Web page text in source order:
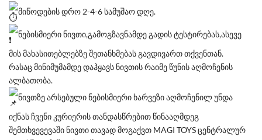
მიწოდების დრო 2-4-6 სამუშაო დღე.
ნებისმიერი ნივთი,გამოგზავნამდე გადის ტესტირებას,ასევე
მის მახასითებლებზე შეთანხმებას გავდივართ თქვენთან.
რასაც მინიმუმამდე დაჰყავს ნივთის რაიმე წუნის აღმოჩენის
ალბათობა.
ნივთზე არსებული ნებისმიერი ხარვეზი აღმოჩენილ უნდა
იქნას ჩვენი კურიერის თანდასწრებით წინააღმდეგ
შემთხვევევაში ნივთი თავად მოგაქვთ MAGI TOYS ცენტრალურ